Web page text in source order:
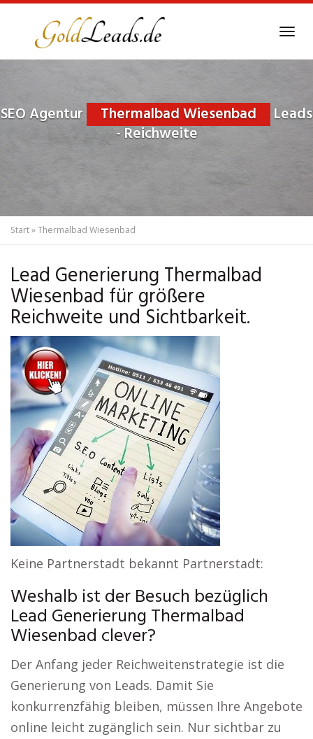
SEO Agentur Thermalbad Wiesenbad
Leads
- Reichweite
Start»Thermalbad Wiesenbad
Lead Generierung Thermalbad
Wiesenbad für größere
Reichweite und Sichtbarkeit.
Keine Partnerstadt bekannt Partnerstadt:
Weshalb ist der Besuch bezüglich
Lead Generierung Thermalbad
Wiesenbad clever?
Der Anfang jeder Reichweitenstrategie ist die
Generierung von Leads. Damit Sie
konkurrenzfähig bleiben, müssen Ihre Angebote
online leicht zugänglich sein. Nur sichtbar zu